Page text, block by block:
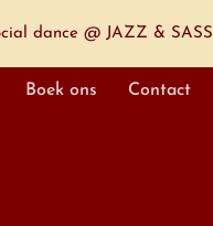
Boek ons Contact
dance @ JAZZ & SASS